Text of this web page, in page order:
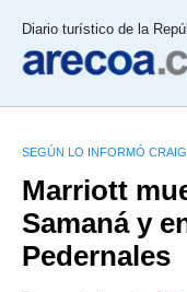
Diario turístico de la
SEGÚN LO INFORMÓ
Marriott
Samaná y
Pedernales